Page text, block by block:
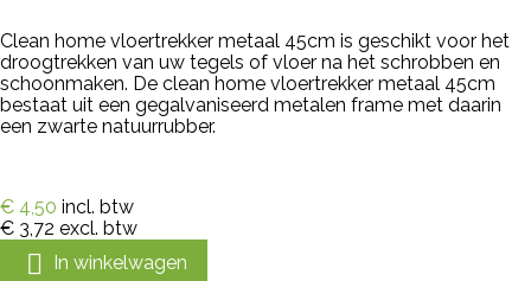
Clean home vloertrekker metaal 45cm is geschikt voor het
droogtrekken van uw tegels of vloer na het schrobben en
schoonmaken. De clean home vloertrekker metaal 45cm
bestaat uit een gegalvaniseerd metalen frame met daarin
een zwarte natuurrubber.
€ 4,50 incl. btw
€ 3,72 excl. btw
 In winkelwagen